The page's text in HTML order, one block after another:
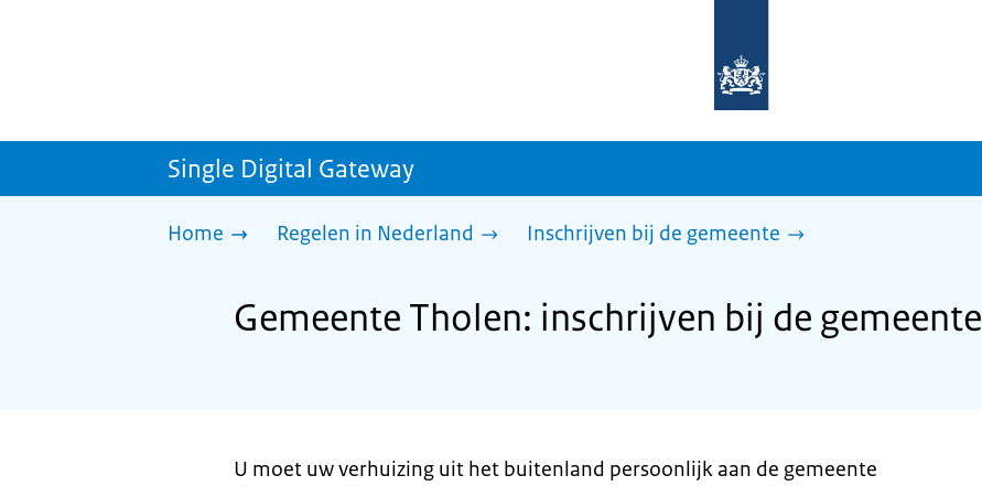
homepage
sdg.rijksoverheid.nl
Single Digital Gateway
Home Regelen in Nederland Inschrijven bij de gemeente
Gemeente Tholen: inschrijven bij de gemeente
U moet uw verhuizing uit het buitenland persoonlijk aan de gemeente